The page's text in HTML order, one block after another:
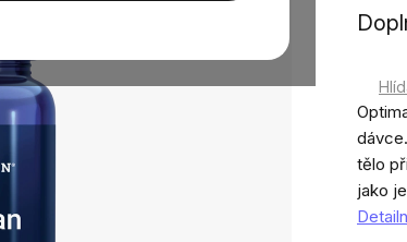
je
5,0
z
5
tělo
jako je